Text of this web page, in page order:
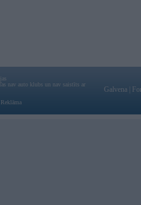
nav auto klubs un nav saistīts ar
Reklāma
Galvena